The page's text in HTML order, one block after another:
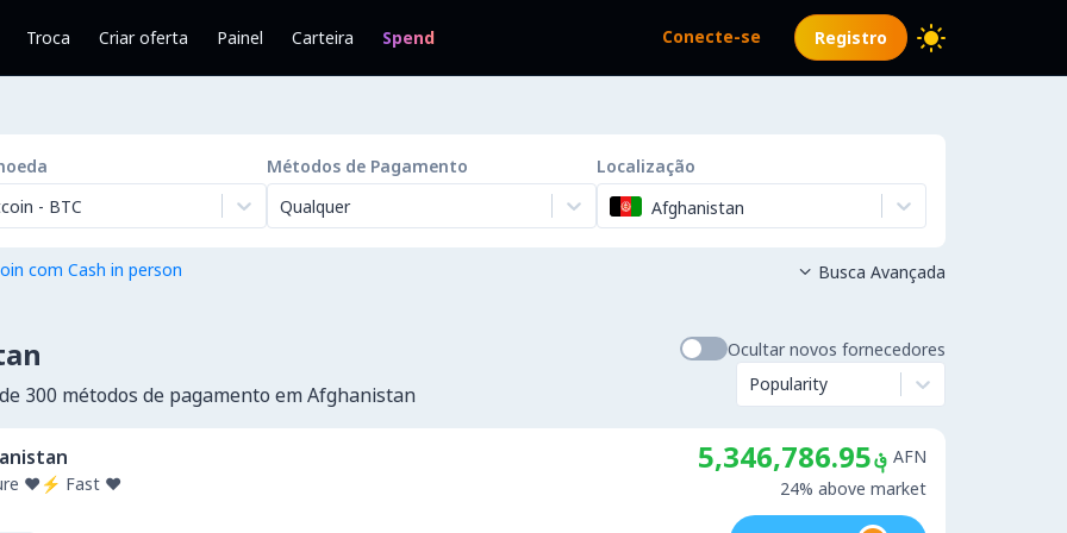
Troca Criar oferta Painel Carteira Spend Conecte-se Registro
- BTC
Métodos de Pagamento
Qualquer
Localização
Afghanistan
com Cash in person  Busca Avançada
300 métodos de pagamento em Afghanistan
Ocultar novos fornecedores
Popularity
❤️⚡ Fast ❤️
؋5,346,786.95 AFN
24% above market